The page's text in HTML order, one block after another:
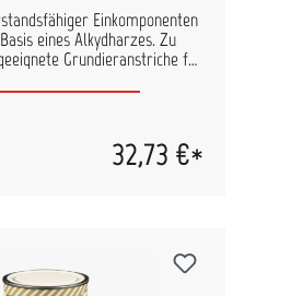
Einkomponenten
eines Alkydharzes. Zu
Grundieranstriche für
Anwendung in Bilgen,
starker Decklack erforderlich
Epifanes Farbverdünner
32,73 €*